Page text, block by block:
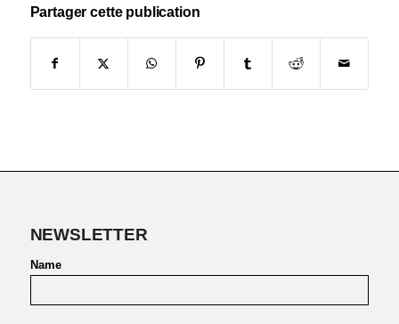
Partager cette publication
NEWSLETTER
Name